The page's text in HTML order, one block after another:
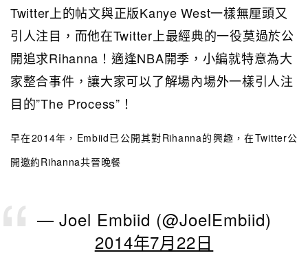
Twitter上的帖文與正版Kanye West一樣無厘頭又
引人注目，而他在Twitter上最經典的一役莫過於公
開追求Rihanna！適逢NBA開季，小編就特意為大
家整合事件，讓大家可以了解場內場外一樣引人注
目的”The Process”！
早在2014年，Embiid已公開其對Rihanna的興趣，在Twitter公
開邀約Rihanna共晉晚餐
— Joel Embiid (@JoelEmbiid)
2014年7月22日